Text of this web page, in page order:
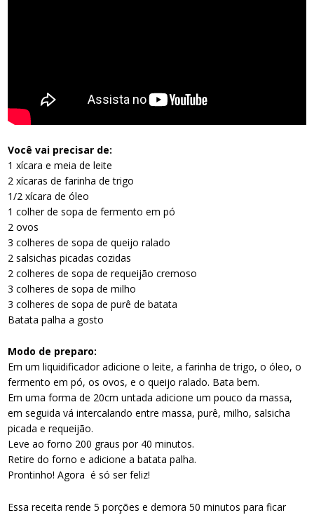
Você vai precisar de:
1 xícara e meia de leite
2 xícaras de farinha de trigo
1/2 xícara de óleo
1 colher de sopa de fermento em pó
2 ovos
3 colheres de sopa de queijo ralado
2 salsichas picadas cozidas
2 colheres de sopa de requeijão cremoso
3 colheres de sopa de milho
3 colheres de sopa de purê de batata
Batata palha a gosto
Modo de preparo:
Em um liquidificador adicione o leite, a farinha de trigo, o óleo, o
fermento em pó, os ovos, e o queijo ralado. Bata bem.
Em uma forma de 20cm untada adicione um pouco da massa,
em seguida vá intercalando entre massa, purê, milho, salsicha
picada e requeijão.
Leve ao forno 200 graus por 40 minutos.
Retire do forno e adicione a batata palha.
Prontinho! Agora é só ser feliz!
Essa receita rende 5 porções e demora 50 minutos para ficar